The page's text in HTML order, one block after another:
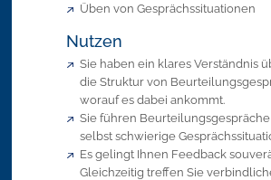
Üben von Gesprächssituationen
Nutzen
Sie haben ein klares Verständnis
die Struktur von
worauf es dabei ankommt.
Sie führen
selbst schwierige
Es gelingt Ihnen Feedback
Gleichzeitig treffen Sie